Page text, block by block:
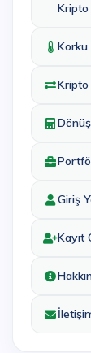
Kripto
Korku
Kripto
Giriş
Kayıt